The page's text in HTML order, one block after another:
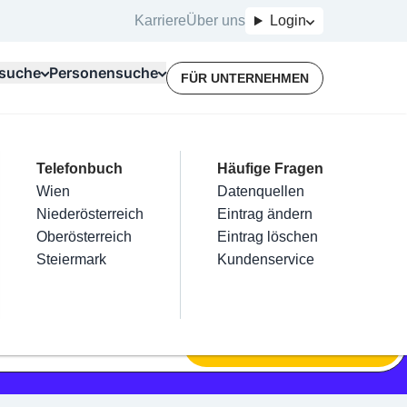
KarriereÜber uns Login
Kategorien
Friseur
Nägel
Haarentfernung
Make-Up
Für Unternehmer
Terminbuchung
Kostenlose Beratung
Top Branchen
Elektriker
Installateure
Maler & Lackierer
Branchen A-Z
Mein Firmeneintrag
Eintrag hinzufügen
Eintrag beanspruchen
Eintrag verwalten
Eintrag bewerben
Personensuche
Telefonbuch
Wien
Niederösterreich
Oberösterreich
Steiermark
Häufige Fragen
Datenquellen
Eintrag ändern
Eintrag löschen
Kundenservice
FÜR UNTERNEHMEN